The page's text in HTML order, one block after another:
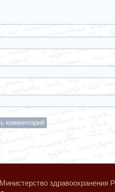
Министерство здравоохранения